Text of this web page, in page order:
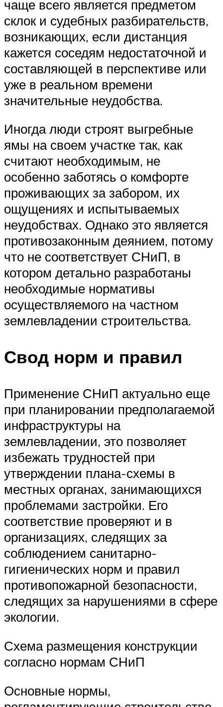
чаще всего является предметом
склок и судебных разбирательств,
возникающих, если дистанция
кажется соседям недостаточной и
составляющей в перспективе или
уже в реальном времени
значительные неудобства.
Иногда люди строят выгребные
ямы на своем участке так, как
считают необходимым, не
особенно заботясь о комфорте
проживающих за забором, их
ощущениях и испытываемых
неудобствах. Однако это является
противозаконным деянием, потому
что не соответствует СНиП, в
котором детально разработаны
необходимые нормативы
осуществляемого на частном
землевладении строительства.
Свод норм и правил
Применение СНиП актуально еще
при планировании предполагаемой
инфраструктуры на
землевладении, это позволяет
избежать трудностей при
утверждении плана-схемы в
местных органах, занимающихся
проблемами застройки. Его
соответствие проверяют и в
организациях, следящих за
соблюдением санитарно-
гигиенических норм и правил
противопожарной безопасности,
следящих за нарушениями в сфере
экологии.
Схема размещения конструкции
согласно нормам СНиП
Основные нормы,